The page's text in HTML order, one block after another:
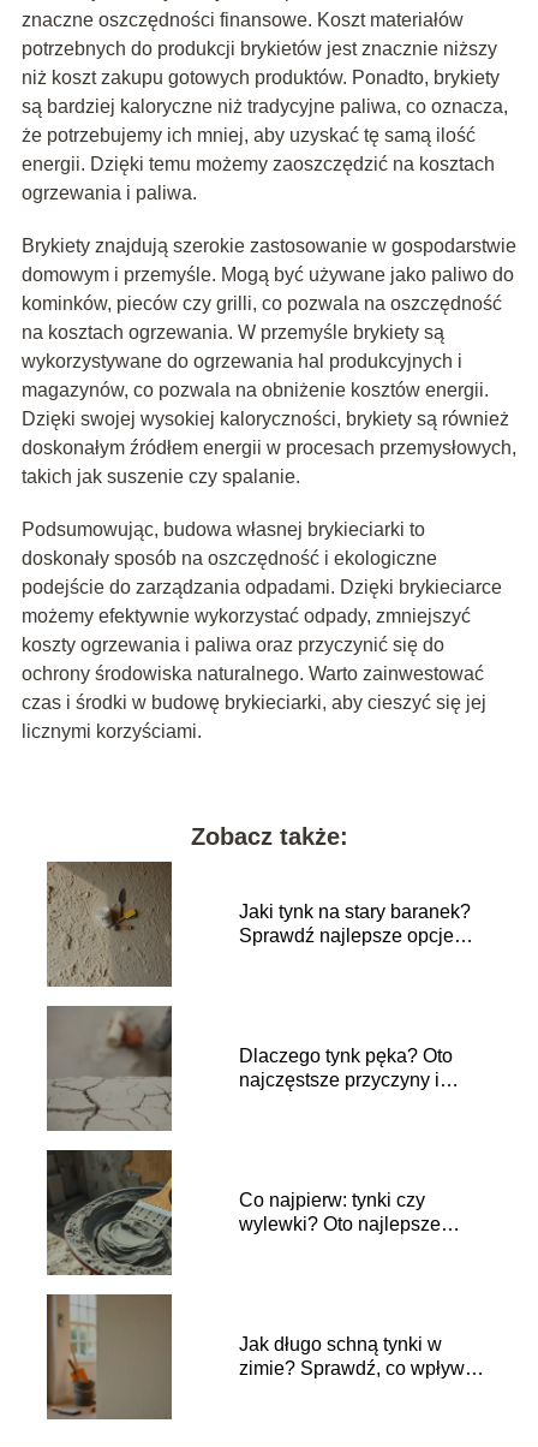
znaczne oszczędności finansowe. Koszt materiałów
potrzebnych do produkcji brykietów jest znacznie niższy
niż koszt zakupu gotowych produktów. Ponadto, brykiety
są bardziej kaloryczne niż tradycyjne paliwa, co oznacza,
że potrzebujemy ich mniej, aby uzyskać tę samą ilość
energii. Dzięki temu możemy zaoszczędzić na kosztach
ogrzewania i paliwa.
Brykiety znajdują szerokie zastosowanie w gospodarstwie
domowym i przemyśle. Mogą być używane jako paliwo do
kominków, pieców czy grilli, co pozwala na oszczędność
na kosztach ogrzewania. W przemyśle brykiety są
wykorzystywane do ogrzewania hal produkcyjnych i
magazynów, co pozwala na obniżenie kosztów energii.
Dzięki swojej wysokiej kaloryczności, brykiety są również
doskonałym źródłem energii w procesach przemysłowych,
takich jak suszenie czy spalanie.
Podsumowując, budowa własnej brykieciarki to
doskonały sposób na oszczędność i ekologiczne
podejście do zarządzania odpadami. Dzięki brykieciarce
możemy efektywnie wykorzystać odpady, zmniejszyć
koszty ogrzewania i paliwa oraz przyczynić się do
ochrony środowiska naturalnego. Warto zainwestować
czas i środki w budowę brykieciarki, aby cieszyć się jej
licznymi korzyściami.
Zobacz także:
Jaki tynk na stary baranek?
Sprawdź najlepsze opcje
Dlaczego tynk pęka? Oto
najczęstsze przyczyny i
Co najpierw: tynki czy
wylewki? Oto najlepsze
Jak długo schną tynki w
zimie? Sprawdź, co wpływa